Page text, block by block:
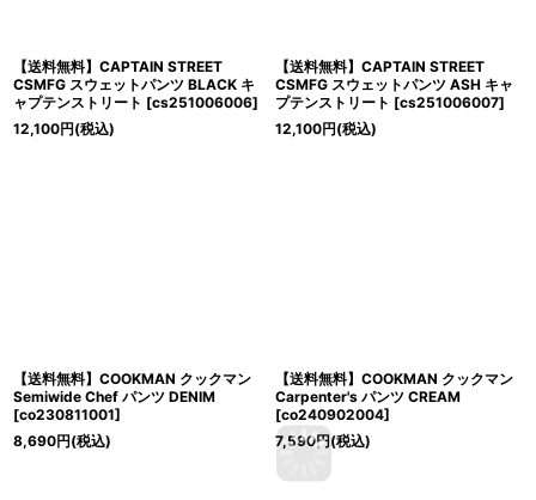
【送料無料】CAPTAIN STREET
CSMFG スウェットパンツ BLACK キ
ャプテンストリート [cs251006006]
12,100円(税込)
【送料無料】CAPTAIN STREET
CSMFG スウェットパンツ ASH キャ
プテンストリート [cs251006007]
12,100円(税込)
【送料無料】COOKMAN クックマン
Semiwide Chef パンツ DENIM
[co230811001]
8,690円(税込)
【送料無料】COOKMAN クックマン
Carpenter's パンツ CREAM
[co240902004]
7,590円(税込)